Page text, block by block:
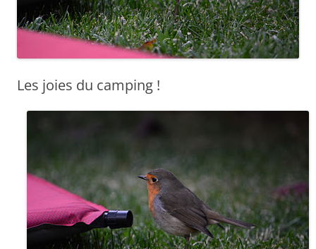
Les joies du camping !